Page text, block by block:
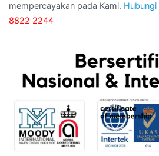
mempercayakan pada Kami. Hubungi
8822 2244